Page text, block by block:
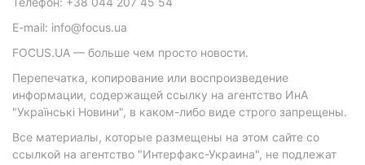
E-mail: info@focus.ua
FOCUS.UA — больше чем просто новости.
Перепечатка, копирование или воспроизведение
информации, содержащей ссылку на агентство ИнА
"Українські Новини", в каком-либо виде строго запрещены.
Все материалы, которые размещены на этом сайте со
ссылкой на агентство "Интерфакс-Украина", не подлежат